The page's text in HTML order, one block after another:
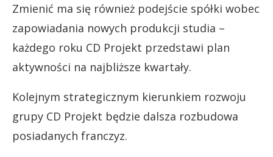
Zmienić ma się również podejście spółki wobec
zapowiadania nowych produkcji studia –
każdego roku CD Projekt przedstawi plan
aktywności na najbliższe kwartały.
Kolejnym strategicznym kierunkiem rozwoju
grupy CD Projekt będzie dalsza rozbudowa
posiadanych franczyz.